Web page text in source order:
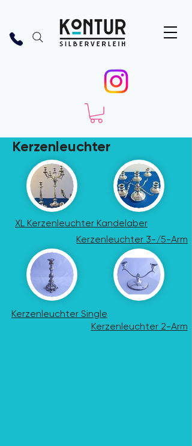
Kerzenleuchter
XL Kerzenleuchter Kandelaber
Kerzenleuchter 3-/5-Arm
Kerzenleuchter Single
Kerzenleuchter 2-Arm